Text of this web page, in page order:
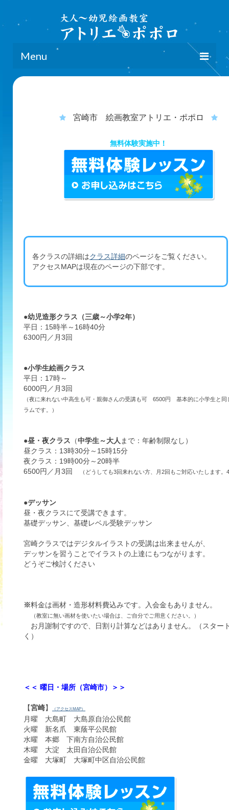
Menu
宮崎市 絵画教室アトリエ・ポポロ
無料体験実施中！
各クラスの詳細はクラス詳細のページをご覧ください。
アクセスMAPは現在のページの下部です。
●幼児造形クラス（三歳～小学2年）
平日：15時半～16時40分
6300円／月3回
●小学生絵画クラス
平日：17時～
6000円／月3回
（夜に来れない中高生も可・親御さんの受講も可 6500円 基本的に小学生と同
ラムです。）
●昼・夜クラス （中学生 ～大人 まで：年齢制限なし）
昼クラス：13時30分～15時15分
夜クラス：19時00分～20時半
6500円／月3回
（どうしても3回来れない方、月2回もご対応いたします。
●デッサン
昼・夜クラスにて受講できます。
基礎デッサン、基礎レベル受験デッサン
宮崎クラスではデジタルイラストの受講は出来ませんが、
デッサンを習うことでイラストの上達にもつながります。
どうぞご検討ください
※料金は画材・造形材料費込みです。入会金もありません。
（教室に無い画材を使いたい場合は、ご自分でご用意ください。）
お月謝制ですので、日割り計算などはありません。（スター
く）
＜＜ 曜日・場所（宮崎市）＞＞
【宮崎】 （アクセスMAP）
月曜 大島町 大島原自治公民館
火曜 新名爪 東蔭平公民館
水曜 本郷 下南方自治公民館
木曜 大淀 太田自治公民館
金曜 大塚町 大塚町中区自治公民館